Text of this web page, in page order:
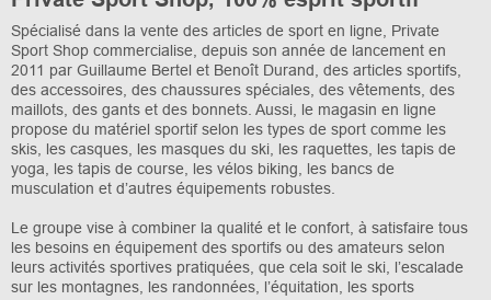
Spécialisé dans la vente des articles de sport en ligne, Private
Sport Shop commercialise, depuis son année de lancement en
2011 par Guillaume Bertel et Benoît Durand, des articles sportifs,
des accessoires, des chaussures spéciales, des vêtements, des
maillots, des gants et des bonnets. Aussi, le magasin en ligne
propose du matériel sportif selon les types de sport comme les
skis, les casques, les masques du ski, les raquettes, les tapis de
yoga, les tapis de course, les vélos biking, les bancs de
musculation et d’autres équipements robustes.
Le groupe vise à combiner la qualité et le confort, à satisfaire tous
les besoins en équipement des sportifs ou des amateurs selon
leurs activités sportives pratiquées, que cela soit le ski, l’escalade
sur les montagnes, les randonnées, l’équitation, les sports